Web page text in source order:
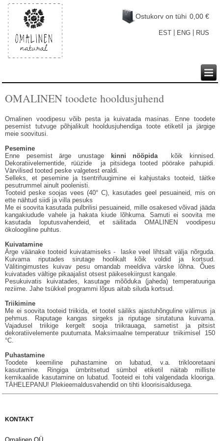
Ostukorv on tühi 0,00 €
EST| ENG| RUS
OMALINEN toodete hooldusjuhend
Omalinen voodipesu võib pesta ja kuivatada masinas. Enne toodete
pesemist tutvuge põhjalikult hooldusjuhendiga toote etiketil ja järgige
meie soovitusi.
Pesemine
Enne pesemist ärge unustage
kinni nööpidakõik kinnised.
Dekoratiivelementide, rüüzide ja pitsidega tooted pöörake pahupidi.
Värvilised tooted peske valgetest eraldi.
Selleks, et pesemine ja tsentrifuugimine ei kahjustaks tooteid, täitke
pesutrummel ainult poolenisti.
Tooteid peske soojas vees (40° C), kasutades geel pesuaineid, mis on
ette nähtud siidi ja villa pesuks
Me ei soovita kasutada pulbrilisi pesuaineid, mille osakesed võivad jääda
kangakiudude vahele ja hakata kiude lõhkuma. Samuti ei soovita me
kasutada loputusvahendeid, et säilitada OMALINEN voodipesu
ökoloogiline puhtus.
Kuivatamine
Ärge väänake tooteid kuivatamiseks - laske veel lihtsalt välja nõrguda.
Kuivama riputades sirutage hoolikalt kõik voldid ja kortsud.
Välitingimustes kuivav pesu omandab meeldiva värske lõhna. Õues
kuivatades vältige pikaajalist otsest päikesekiirgust kangale.
Pesukuivatis kuivatades, kasutage mõõduka (jaheda) temperatuuriga
reziime. Jahe tsükkel programmi lõpus aitab siluda kortsud.
Triikimine
Me ei soovita tooteid triikida, et tootel säiliks ajastuhõnguline välimus ja
pehmus. Raputage kangas sirgeks ja riputage sirutatuna kuivama.
Vajadusel triikige kergelt sooja triikrauaga, sametist ja pitsist
dekoratiivelemente puutumata. Maksimaalne temperatuur triikimisel 150
°С.
Puhastamine
Toodete keemiline puhastamine on lubatud, v.a. triklooretaani
kasutamine. Ringiga ümbritsetud sümbol etiketil näitab milliste
kemikaalide kasutamine on lubatud. Tooteid ei tohi valgendada klooriga.
TÄHELEPANU! Plekieemaldusvahendid on tihti kloorisisaldusega.
KONTAKT